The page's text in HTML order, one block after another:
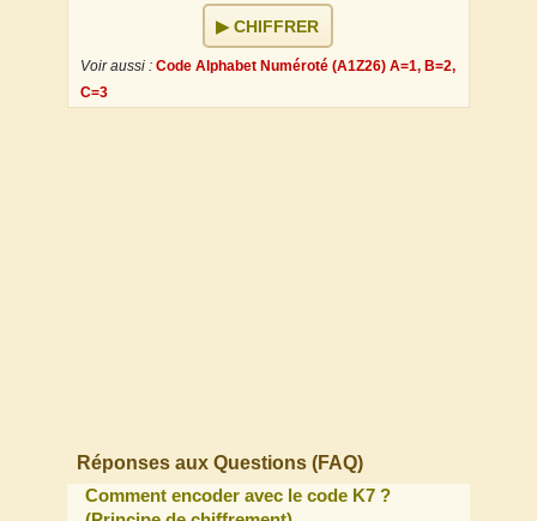
CHIFFRER
Voir aussi : Code Alphabet Numéroté (A1Z26) A=1, B=2,
C=3
Réponses aux Questions (FAQ)
Comment encoder avec le code K7 ?